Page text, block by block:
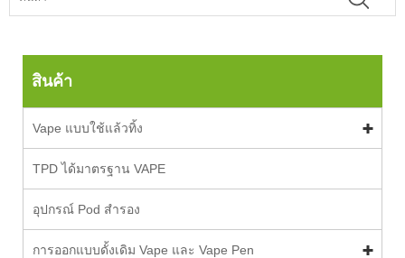
สินค้า
Vape แบบใช้แล้วทิ้ง
TPD ได้มาตรฐาน VAPE
อุปกรณ์ Pod สำรอง
การออกแบบดั้งเดิม Vape และ Vape Pen